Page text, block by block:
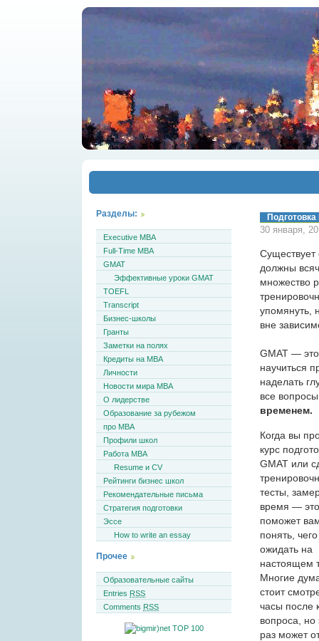
Подготовка
30 января,
Существует
должны
множество
упомянуть,
вне
GMAT —
научиться
наделать
все
временем.
Когда вы
курс
GMAT или
тесты,
время — это
поможет
понять, чего
ожидать на
настоящем
Многие
стоит
часы после
вопроса, но
раз может
Разделы:
Executive MBA
Full-Time MBA
GMAT
Эффективные уроки GMAT
TOEFL
Transcript
Бизнес-школы
Гранты
Заметки на полях
Кредиты на MBA
Личности
Новости мира MBA
О лидерстве
Образование за рубежом
про MBA
Профили школ
Работа MBA
Resume и CV
Рейтинги бизнес школ
Рекомендательные письма
Стратегия подготовки
Эссе
How to write an essay
Прочее
Образовательные сайты
Entries RSS
Comments RSS